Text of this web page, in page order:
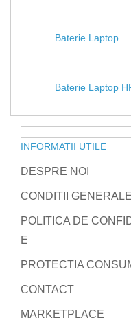
Baterie Laptop
Baterie Laptop
INFORMATII UTILE
DESPRE NOI
CONDITII GENERALE
POLITICA DE
E
PROTECTIA
CONTACT
MARKETPLACE